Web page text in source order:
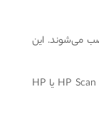
نصب می‌شوند. این
نرم‌افزارهای اضافی مربوط به اسکنر (مانند HP Scan یا HP